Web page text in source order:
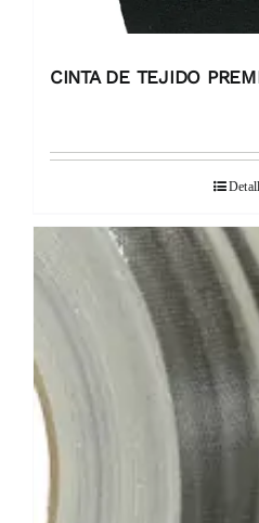
CINTA DE TEJIDO